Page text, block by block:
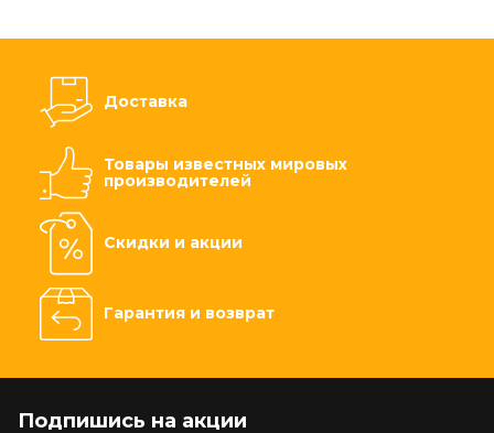
Доставка
Товары известных мировых
производителей
Скидки и акции
Гарантия и возврат
Подпишись на акции